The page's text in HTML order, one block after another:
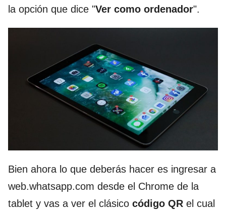
la opción que dice "Ver como ordenador".
Bien ahora lo que deberás hacer es ingresar a
web.whatsapp.com desde el Chrome de la
tablet y vas a ver el clásico código QR el cual